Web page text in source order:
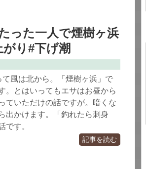
った一人で煙樹ヶ浜
り#下げ潮
風は北から。「煙樹ヶ浜」で
。とはいってもエサはお昼から
ていただけの話ですが。暗くな
出かけます。「釣れたら刺身
です。
記事を読む